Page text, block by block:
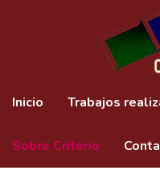
Inicio Trabajos
Sobre Criterio